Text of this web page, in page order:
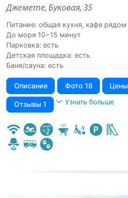
Джемете, Буковая, 35
Питание: общая кухня, кафе рядом
До моря 10−15 минут
Парковка: есть
Детская площадка: есть
Баня/сауна: есть
Описание Фото 18 Цены
Отзывы 1 Узнать больше